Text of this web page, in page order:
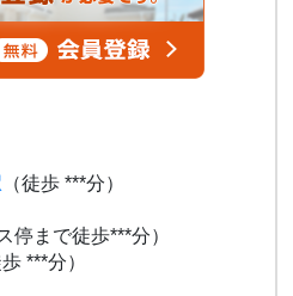
（徒歩 ***分）
停まで徒歩***分）
歩 ***分）